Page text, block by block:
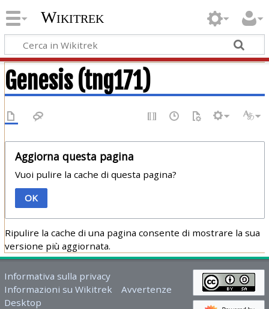
Wikitrek
Genesis (tng171)
Aggiorna questa pagina
Vuoi pulire la cache di questa pagina?
OK
Ripulire la cache di una pagina consente di mostrare la sua
versione più aggiornata.
Informativa sulla privacy
Informazioni su Wikitrek
Avvertenze
Desktop